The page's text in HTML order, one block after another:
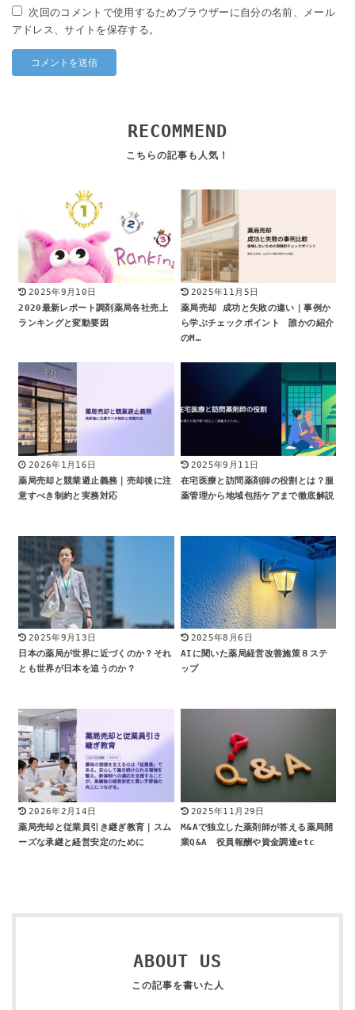
次回のコメントで使用するためブラウザーに自分の名前、メール
アドレス、サイトを保存する。
RECOMMEND
2025年9月10日
2020最新レポート調剤薬局各社売上
ランキングと変動要因
2025年11月5日
薬局売却 成功と失敗の違い｜事例か
ら学ぶチェックポイント 誰かの紹介
のM…
2026年1月16日
薬局売却と競業避止義務｜売却後に注
意すべき制約と実務対応
2025年9月11日
在宅医療と訪問薬剤師の役割とは？服
薬管理から地域包括ケアまで徹底解説
2025年9月13日
日本の薬局が世界に近づくのか？それ
とも世界が日本を追うのか？
2025年8月6日
AIに聞いた薬局経営改善施策８ステ
ップ
2026年2月14日
薬局売却と従業員引き継ぎ教育｜スム
ーズな承継と経営安定のために
2025年11月29日
M&Aで独立した薬剤師が答える薬局開
業Q&A 役員報酬や資金調達etc
ABOUT US